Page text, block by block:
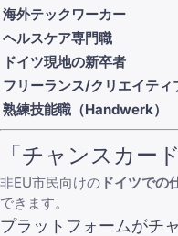
海外テックワーカー
ヘルスケア専門職
ドイツ現地の新卒者
フリーランス/クリエイティ
熟練技能職（Handwerk）
「チャンスカー
非EU市民向けの ドイツでの
できます。
プラットフォームがチ